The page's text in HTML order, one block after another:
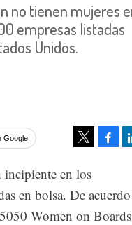
no tienen mujeres
empresas listadas
Unidos.
Google
incipiente en los
en bolsa. De acuerdo
Women on